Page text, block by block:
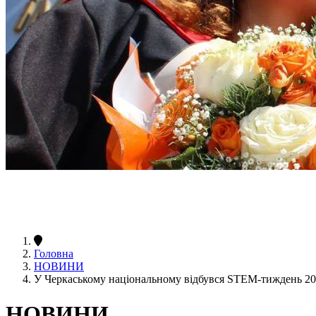
Головна
НОВИНИ
У Черкаському національному відбувся STEM-тиждень